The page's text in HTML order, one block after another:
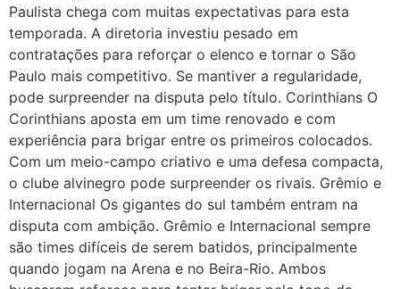
Paulista chega com muitas expectativas para esta
temporada. A diretoria investiu pesado em
contratações para reforçar o elenco e tornar o São
Paulo mais competitivo. Se mantiver a regularidade,
pode surpreender na disputa pelo título. Corinthians O
Corinthians aposta em um time renovado e com
experiência para brigar entre os primeiros colocados.
Com um meio-campo criativo e uma defesa compacta,
o clube alvinegro pode surpreender os rivais. Grêmio e
Internacional Os gigantes do sul também entram na
disputa com ambição. Grêmio e Internacional sempre
são times difíceis de serem batidos, principalmente
quando jogam na Arena e no Beira-Rio. Ambos